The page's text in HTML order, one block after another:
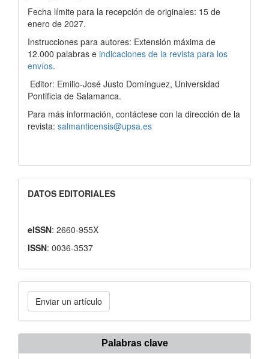
Fecha límite para la recepción de originales: 15 de
enero de 2027.
Instrucciones para autores: Extensión máxima de
12.000 palabras e indicaciones de la revista para los
envíos.
Editor: Emilio-José Justo Domínguez, Universidad
Pontificia de Salamanca.
Para más información, contáctese con la dirección de la
revista: salmanticensis@upsa.es
DATOS EDITORIALES
eISSN: 2660-955X
ISSN: 0036-3537
Enviar
un
artículo
Enviar un artículo
Palabras clave